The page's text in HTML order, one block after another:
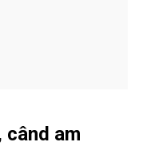
când am